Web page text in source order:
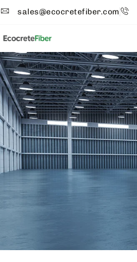
sales@ecocretefiber.com